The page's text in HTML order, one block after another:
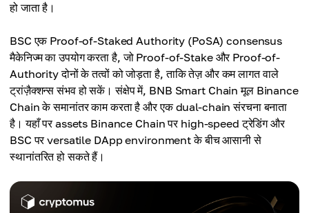
हो जाता है।
BSC एक Proof-of-Staked Authority (PoSA) consensus
मैकेनिज्म का उपयोग करता है, जो Proof-of-Stake और Proof-of-
Authority दोनों के तत्वों को जोड़ता है, ताकि तेज़ और कम लागत वाले
ट्रांज़ैक्शन्स संभव हो सकें। संक्षेप में, BNB Smart Chain मूल Binance
Chain के समानांतर काम करता है और एक dual-chain संरचना बनाता
है। यहाँ पर assets Binance Chain पर high-speed ट्रेडिंग और
BSC पर versatile DApp environment के बीच आसानी से
स्थानांतरित हो सकते हैं।